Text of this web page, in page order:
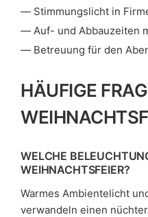
Stimmungslicht in
Auf- und Abbauzeiten
Betreuung für den
HÄUFIGE
WELCHE
WEIHNACHTSFEIER?
Warmes Ambientelicht
verwandeln einen